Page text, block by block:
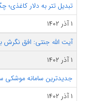
تبدیل تتر به دلار کاغذی؛
۱ آذر ۱۴۰۲
آیت الله جنتی: افق
۱ آذر ۱۴۰۲
جدیدترین سامانه موشکی
۱ آذر ۱۴۰۲